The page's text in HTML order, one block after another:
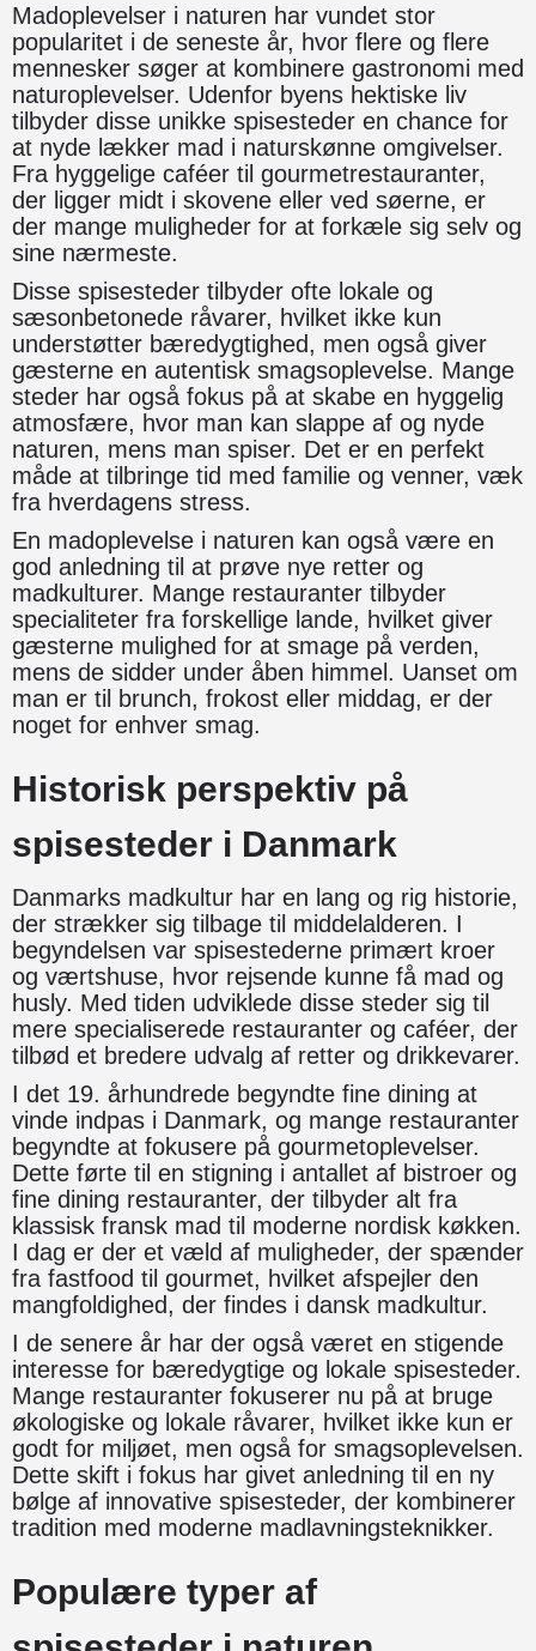
Madoplevelser i naturen har vundet stor
popularitet i de seneste år, hvor flere og flere
mennesker søger at kombinere gastronomi med
naturoplevelser. Udenfor byens hektiske liv
tilbyder disse unikke spisesteder en chance for
at nyde lækker mad i naturskønne omgivelser.
Fra hyggelige caféer til gourmetrestauranter,
der ligger midt i skovene eller ved søerne, er
der mange muligheder for at forkæle sig selv og
sine nærmeste.
Disse spisesteder tilbyder ofte lokale og
sæsonbetonede råvarer, hvilket ikke kun
understøtter bæredygtighed, men også giver
gæsterne en autentisk smagsoplevelse. Mange
steder har også fokus på at skabe en hyggelig
atmosfære, hvor man kan slappe af og nyde
naturen, mens man spiser. Det er en perfekt
måde at tilbringe tid med familie og venner, væk
fra hverdagens stress.
En madoplevelse i naturen kan også være en
god anledning til at prøve nye retter og
madkulturer. Mange restauranter tilbyder
specialiteter fra forskellige lande, hvilket giver
gæsterne mulighed for at smage på verden,
mens de sidder under åben himmel. Uanset om
man er til brunch, frokost eller middag, er der
noget for enhver smag.
Historisk perspektiv på
spisesteder i Danmark
Danmarks madkultur har en lang og rig historie,
der strækker sig tilbage til middelalderen. I
begyndelsen var spisestederne primært kroer
og værtshuse, hvor rejsende kunne få mad og
husly. Med tiden udviklede disse steder sig til
mere specialiserede restauranter og caféer, der
tilbød et bredere udvalg af retter og drikkevarer.
I det 19. århundrede begyndte fine dining at
vinde indpas i Danmark, og mange restauranter
begyndte at fokusere på gourmetoplevelser.
Dette førte til en stigning i antallet af bistroer og
fine dining restauranter, der tilbyder alt fra
klassisk fransk mad til moderne nordisk køkken.
I dag er der et væld af muligheder, der spænder
fra fastfood til gourmet, hvilket afspejler den
mangfoldighed, der findes i dansk madkultur.
I de senere år har der også været en stigende
interesse for bæredygtige og lokale spisesteder.
Mange restauranter fokuserer nu på at bruge
økologiske og lokale råvarer, hvilket ikke kun er
godt for miljøet, men også for smagsoplevelsen.
Dette skift i fokus har givet anledning til en ny
bølge af innovative spisesteder, der kombinerer
tradition med moderne madlavningsteknikker.
Populære typer af